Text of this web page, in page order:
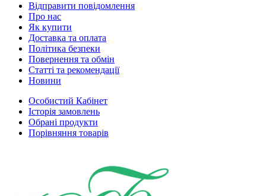
Відправити повідомлення
Про нас
Як купити
Доставка та оплата
Політика безпеки
Повернення та обмін
Статті та рекомендації
Новини
Особистий Кабінет
Історія замовлень
Обрані продукти
Порівняння товарів